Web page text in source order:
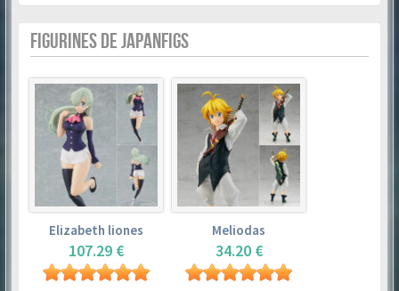
FIGURINES DE JAPANFIGS
Elizabeth liones
107.29 €
Meliodas
34.20 €